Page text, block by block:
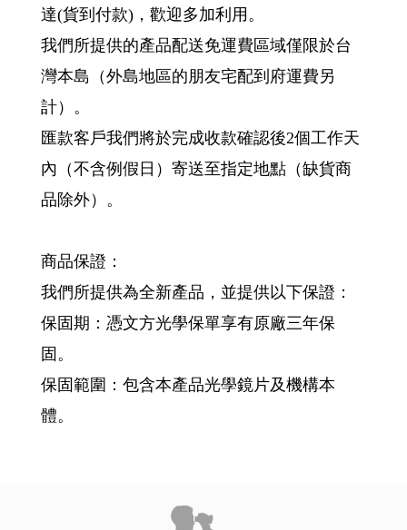
達(貨到付款)，歡迎多加利用。
我們所提供的產品配送免運費區域僅限於台
灣本島（外島地區的朋友宅配到府運費另
計）。
匯款客戶我們將於完成收款確認後2個工作天
內（不含例假日）寄送至指定地點（缺貨商
品除外）。
商品保證：
我們所提供為全新產品，並提供以下保證：
保固期：憑文方光學保單享有原廠三年保
固。
保固範圍：包含本產品光學鏡片及機構本
體。